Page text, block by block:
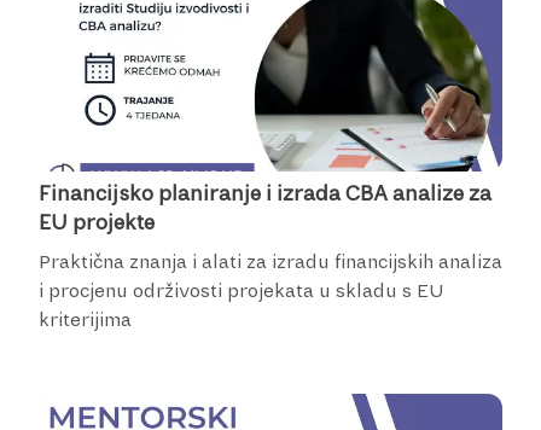
Financijsko planiranje i izrada CBA analize za
EU projekte
Praktična znanja i alati za izradu financijskih analiza
i procjenu održivosti projekata u skladu s EU
kriterijima